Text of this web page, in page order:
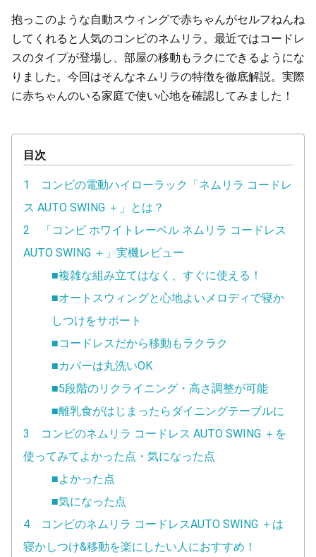
抱っこのような自動スウィングで赤ちゃんがセルフねんね
してくれると人気のコンビのネムリラ。最近ではコードレ
スのタイプが登場し、部屋の移動もラクにできるようにな
りました。今回はそんなネムリラの特徴を徹底解説。実際
に赤ちゃんのいる家庭で使い心地を確認してみました！
目次
1 コンビの電動ハイローラック「ネムリラ コードレ
ス AUTO SWING ＋」とは？
2 「コンビ ホワイトレーベル ネムリラ コードレス
AUTO SWING ＋」実機レビュー
■複雑な組み立てはなく、すぐに使える！
■オートスウィングと心地よいメロディで寝か
しつけをサポート
■コードレスだから移動もラクラク
■カバーは丸洗いOK
■5段階のリクライニング・高さ調整が可能
■離乳食がはじまったらダイニングテーブルに
3 コンビのネムリラ コードレス AUTO SWING ＋を
使ってみてよかった点・気になった点
■よかった点
■気になった点
4 コンビのネムリラ コードレスAUTO SWING ＋は
寝かしつけ&移動を楽にしたい人におすすめ！